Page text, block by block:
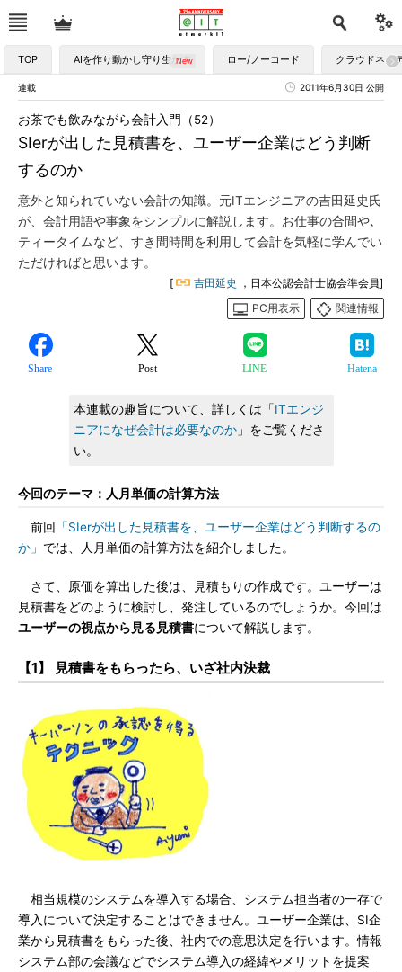
TOP AIを作り動かし守り生かす ロー/ノーコード クラウドネイ
連載 2011年6月30日 公開
SIerが出した見積書を、ユーザー企業はどう判断
するのか
お茶でも飲みながら会計入門（52）
意外と知られていない会計の知識。元ITエンジニアの吉田延史氏
が、会計用語や事象をシンプルに解説します。お仕事の合間や､
ティータイムなど、すき間時間を利用して会計を気軽に学んでい
ただければと思います。
[ 吉田延史
，日本公認会計士協会準会員]
PC用表示
関連情報
Share Post LINE Hatena
本連載の趣旨について、詳しくは「ITエンジ
ニアになぜ会計は必要なのか」をご覧くださ
い。
今回のテーマ：人月単価の計算方法
前回
「SIerが出した見積書を、ユーザー企業はどう判断するの
か」 では、人月単価の計算方法を紹介しました。
さて、原価を算出した後は、見積もりの作成です。ユーザーは
見積書をどのように検討し、発注しているのでしょうか。今回は
ユーザーの視点から見る見積書について解説します。
【1】 見積書をもらったら、いざ社内決裁
相当規模のシステムを導入する場合、システム担当者の一存で
導入について決定することはできません。ユーザー企業は、SI企
業から見積書をもらった後、社内での意思決定を行います。情報
システム部の会議などでシステム導入の経緯やメリットを提案